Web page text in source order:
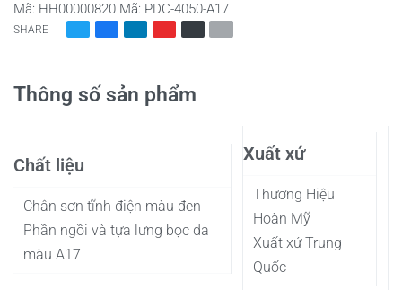
Mã: HH00000820 Mã: PDC-4050-A17
SHARE
Thông số sản phẩm
Chất liệu
Chân sơn tĩnh điện màu đen
Phần ngồi và tựa lưng bọc da
màu A17
Xuất xứ
Thương Hiệu
Hoàn Mỹ
Xuất xứ Trung
Quốc